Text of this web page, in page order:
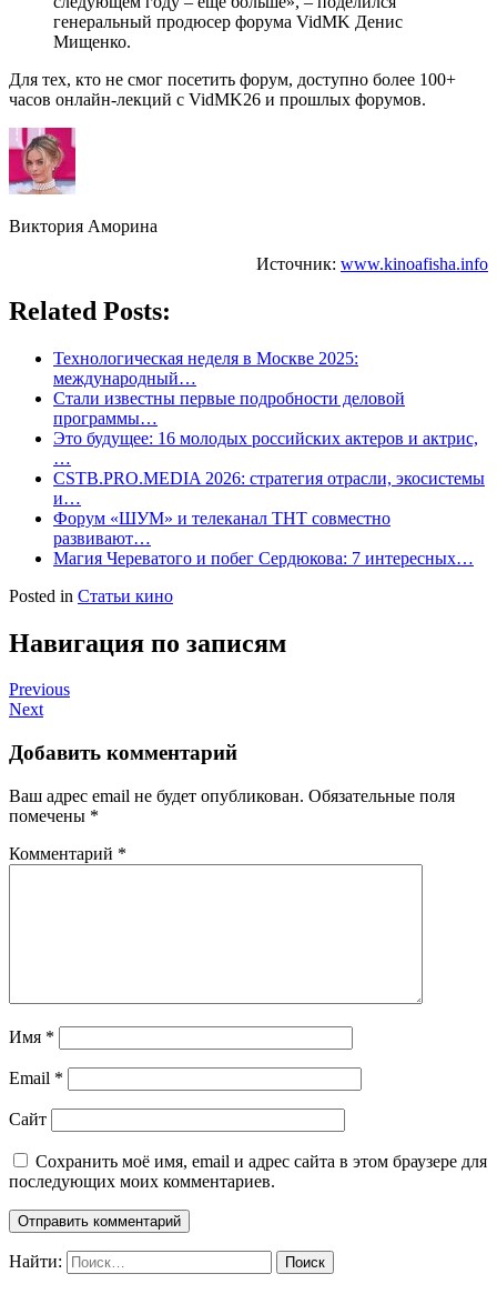
генеральный продюсер форума VidMK Денис
Мищенко.
Для тех, кто не смог посетить форум, доступно более 100+
часов онлайн-лекций с VidMK26 и прошлых форумов.
Виктория Аморина
Источник: www.kinoafisha.info
Related Posts:
Технологическая неделя в Москве 2025:
международный…
Стали известны первые подробности деловой
программы…
Это будущее: 16 молодых российских актеров и актрис,
…
CSTB.PRO.MEDIA 2026: стратегия отрасли, экосистемы
и…
Форум «ШУМ» и телеканал ТНТ совместно
развивают…
Магия Череватого и побег Сердюкова: 7 интересных…
Posted in Статьи кино
Навигация по записям
Previous
Next
Добавить комментарий
Ваш адрес email не будет опубликован. Обязательные поля
помечены *
Комментарий *
Имя *
Email *
Сайт
Сохранить моё имя, email и адрес сайта в этом браузере для
последующих моих комментариев.
Найти: